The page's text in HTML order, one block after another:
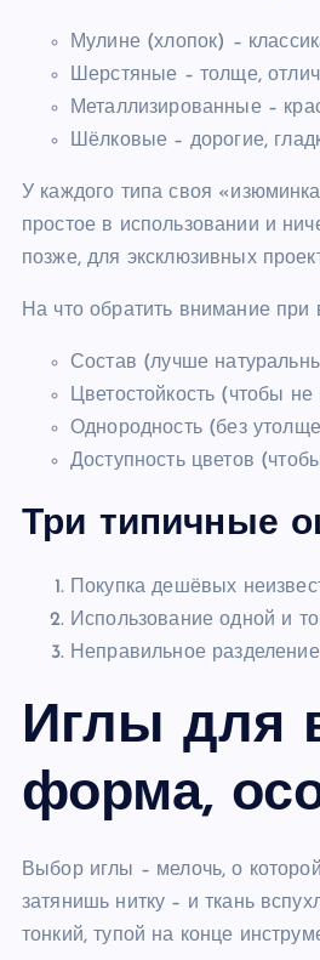
Мулине (хлопок) –
Шерстяные – толще,
Металлизированные –
Шёлковые – дорогие,
У каждого типа своя
простое в использовании и
позже, для эксклюзивных
На что обратить внимание при
Состав (лучше
Цветостойкость (чтобы
Однородность (без
Доступность цветов
Три типичные
Покупка дешёвых
Использование одной и
Неправильное
Иглы для
форма,
Выбор иглы – мелочь, о
затянишь нитку – и ткань
тонкий, тупой на конце